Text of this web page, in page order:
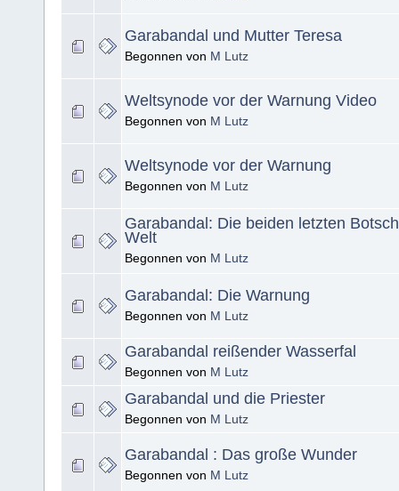
Garabandal und Mutter Teresa
Begonnen von M Lutz
Weltsynode vor der Warnung Video
Begonnen von M Lutz
Weltsynode vor der Warnung
Begonnen von M Lutz
Garabandal: Die beiden letzten
Welt
Begonnen von M Lutz
Garabandal: Die Warnung
Begonnen von M Lutz
Garabandal reißender Wasserfal
Begonnen von M Lutz
Garabandal und die Priester
Begonnen von M Lutz
Garabandal : Das große Wunder
Begonnen von M Lutz